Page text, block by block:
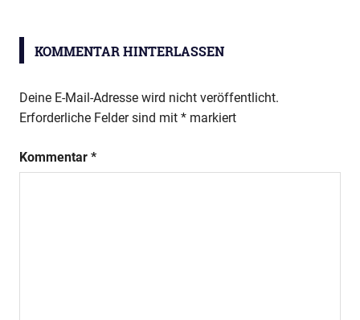
umpflanzen
KOMMENTAR HINTERLASSEN
Deine E-Mail-Adresse wird nicht veröffentlicht.
Erforderliche Felder sind mit * markiert
Kommentar *